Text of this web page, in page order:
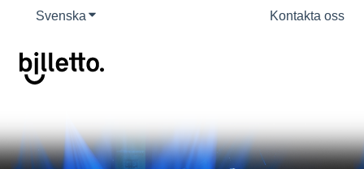
Svenska Visa undermenyer för översättningarKontakta oss